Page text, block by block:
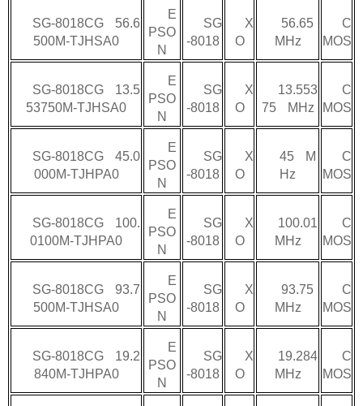
SG-8018CG 56.6
500M-TJHSA0
E
PSO
N
SG
-8018
X
O
56.65
MHz
C
MOS
SG-8018CG 13.5
53750M-TJHSA0
E
PSO
N
SG
-8018
X
O
13.553
75 MHz
C
MOS
SG-8018CG 45.0
000M-TJHPA0
E
PSO
N
SG
-8018
X
O
45 M
Hz
C
MOS
SG-8018CG 100.
0100M-TJHPA0
E
PSO
N
SG
-8018
X
O
100.01
MHz
C
MOS
SG-8018CG 93.7
500M-TJHSA0
E
PSO
N
SG
-8018
X
O
93.75
MHz
C
MOS
SG-8018CG 19.2
840M-TJHPA0
E
PSO
N
SG
-8018
X
O
19.284
MHz
C
MOS